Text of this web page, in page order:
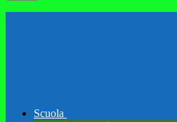
Scuola